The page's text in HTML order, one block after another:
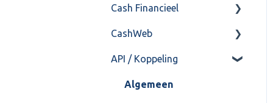
Bank(koppeling)
Import/Export
Postbus
Training & Consultancy
Cash Financieel
Boekhoud
Fiscaal
Overig
CashWeb
CashHero Layout
Mailen vanuit CASHWeb
API / Koppeling
Algemeen